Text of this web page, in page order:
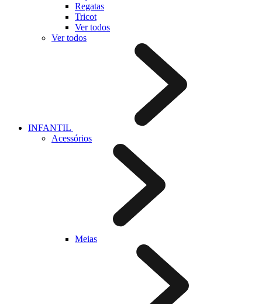
Regatas
Tricot
Ver todos
Ver todos
INFANTIL
Acessórios
Meias